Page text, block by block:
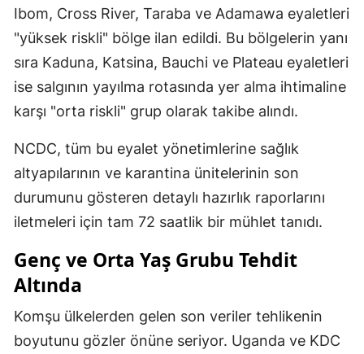
Ibom, Cross River, Taraba ve Adamawa eyaletleri
"yüksek riskli" bölge ilan edildi. Bu bölgelerin yanı
sıra Kaduna, Katsina, Bauchi ve Plateau eyaletleri
ise salgının yayılma rotasında yer alma ihtimaline
karşı "orta riskli" grup olarak takibe alındı.
NCDC, tüm bu eyalet yönetimlerine sağlık
altyapılarının ve karantina ünitelerinin son
durumunu gösteren detaylı hazırlık raporlarını
iletmeleri için tam 72 saatlik bir mühlet tanıdı.
Genç ve Orta Yaş Grubu Tehdit
Altında
Komşu ülkelerden gelen son veriler tehlikenin
boyutunu gözler önüne seriyor. Uganda ve KDC